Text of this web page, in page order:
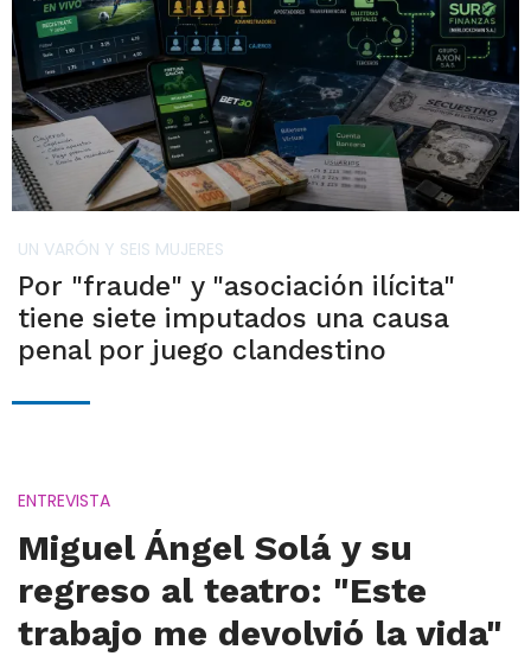
UN VARÓN Y SEIS MUJERES
Por "fraude" y "asociación ilícita"
tiene siete imputados una causa
penal por juego clandestino
ENTREVISTA
Miguel Ángel Solá y su
regreso al teatro: "Este
trabajo me devolvió la vida"